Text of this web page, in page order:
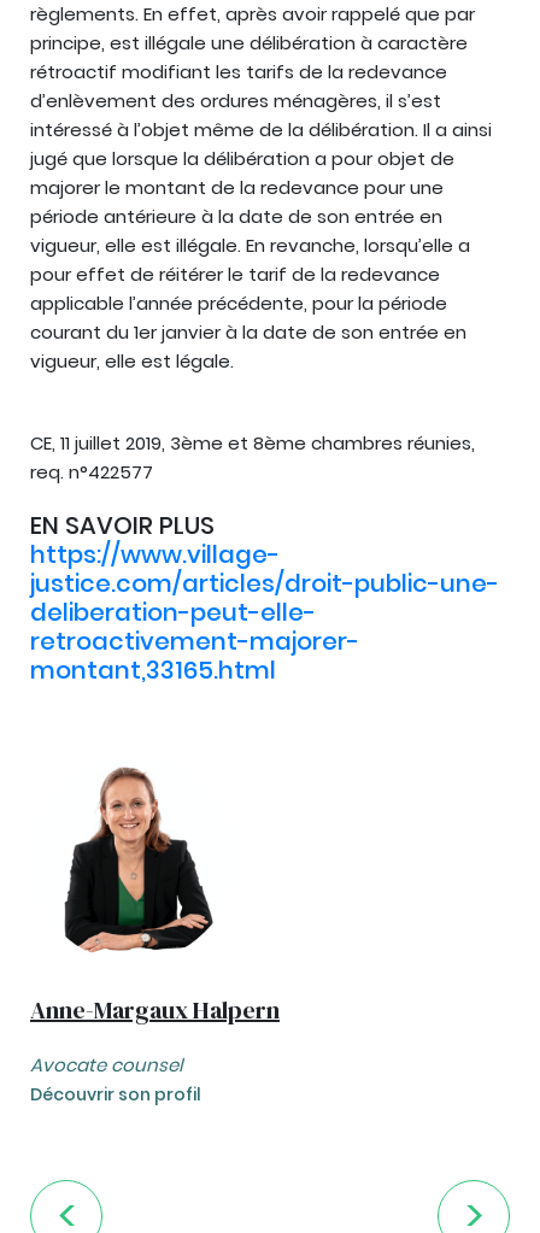
règlements. En effet, après avoir rappelé que par
principe, est illégale une délibération à caractère
rétroactif modifiant les tarifs de la redevance
d’enlèvement des ordures ménagères, il s’est
intéressé à l’objet même de la délibération. Il a ainsi
jugé que lorsque la délibération a pour objet de
majorer le montant de la redevance pour une
période antérieure à la date de son entrée en
vigueur, elle est illégale. En revanche, lorsqu’elle a
pour effet de réitérer le tarif de la redevance
applicable l’année précédente, pour la période
courant du 1er janvier à la date de son entrée en
vigueur, elle est légale.
CE, 11 juillet 2019, 3ème et 8ème chambres réunies,
req. n°422577
EN SAVOIR PLUS
https://www.village-
justice.com/articles/droit-public-une-
deliberation-peut-elle-
retroactivement-majorer-
montant,33165.html
Anne-Margaux Halpern
Avocate counsel
Découvrir son profil